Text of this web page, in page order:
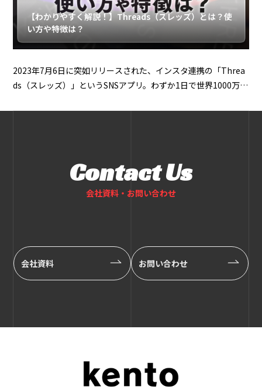
【わかりやすく解説！】Threads（スレッズ）とは？使
い方や特徴は？
2023年7月6日に突如リリースされた、インスタ連携の「Threa
ds（スレッズ）」というSNSアプリ。わずか1日で世界1000万ユ
Contact Us
会社資料・お問い合わせ
会社資料 お問い合わせ